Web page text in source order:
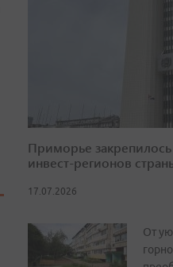
Приморье
инвест-регионов
17.07.2026
От